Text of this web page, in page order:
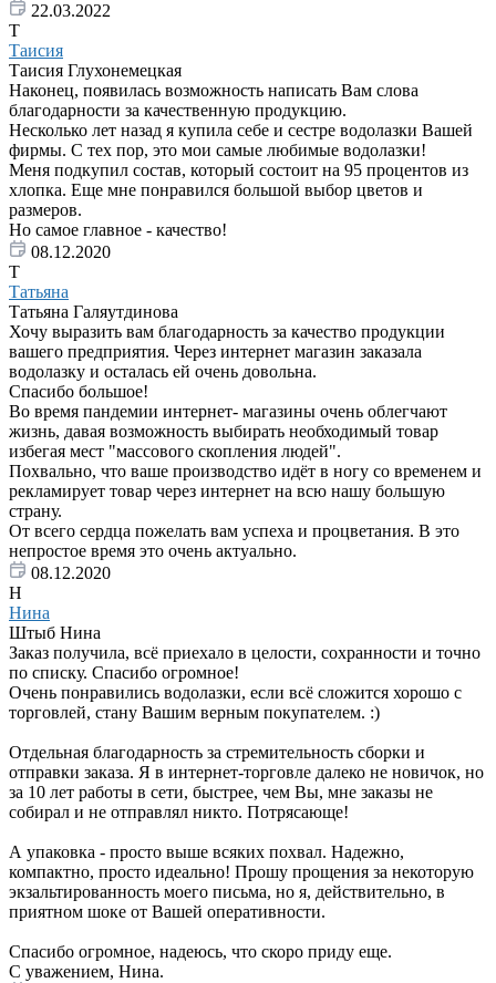
22.03.2022
Т
Таисия
Таисия Глухонемецкая
Наконец, появилась возможность написать Вам слова
благодарности за качественную продукцию.
Несколько лет назад я купила себе и сестре водолазки Вашей
фирмы. С тех пор, это мои самые любимые водолазки!
Меня подкупил состав, который состоит на 95 процентов из
хлопка. Еще мне понравился большой выбор цветов и
размеров.
Но самое главное - качество!
08.12.2020
Т
Татьяна
Татьяна Галяутдинова
Хочу выразить вам благодарность за качество продукции
вашего предприятия. Через интернет магазин заказала
водолазку и осталась ей очень довольна.
Спасибо большое!
Во время пандемии интернет- магазины очень облегчают
жизнь, давая возможность выбирать необходимый товар
избегая мест "массового скопления людей".
Похвально, что ваше производство идёт в ногу со временем и
рекламирует товар через интернет на всю нашу большую
страну.
От всего сердца пожелать вам успеха и процветания. В это
непростое время это очень актуально.
08.12.2020
Н
Нина
Штыб Нина
Заказ получила, всё приехало в целости, сохранности и точно
по списку. Спасибо огромное!
Очень понравились водолазки, если всё сложится хорошо с
торговлей, стану Вашим верным покупателем. :)
Отдельная благодарность за стремительность сборки и
отправки заказа. Я в интернет-торговле далеко не новичок, но
за 10 лет работы в сети, быстрее, чем Вы, мне заказы не
собирал и не отправлял никто. Потрясающе!
А упаковка - просто выше всяких похвал. Надежно,
компактно, просто идеально! Прошу прощения за некоторую
экзальтированность моего письма, но я, действительно, в
приятном шоке от Вашей оперативности.
Спасибо огромное, надеюсь, что скоро приду еще.
С уважением, Нина.